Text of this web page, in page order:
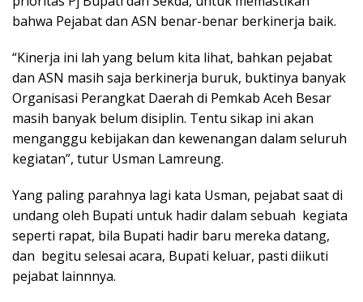
bahwa Pejabat dan ASN benar-benar berkinerja baik.
“Kinerja ini lah yang belum kita lihat, bahkan pejabat
dan ASN masih saja berkinerja buruk, buktinya banyak
Organisasi Perangkat Daerah di Pemkab Aceh Besar
masih banyak belum disiplin. Tentu sikap ini akan
menganggu kebijakan dan kewenangan dalam seluruh
kegiatan”, tutur Usman Lamreung.
Yang paling parahnya lagi kata Usman, pejabat saat di
undang oleh Bupati untuk hadir dalam sebuah kegiata
seperti rapat, bila Bupati hadir baru mereka datang,
dan begitu selesai acara, Bupati keluar, pasti diikuti
pejabat lainnnya.